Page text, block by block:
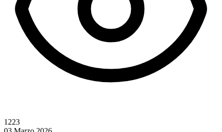
1223